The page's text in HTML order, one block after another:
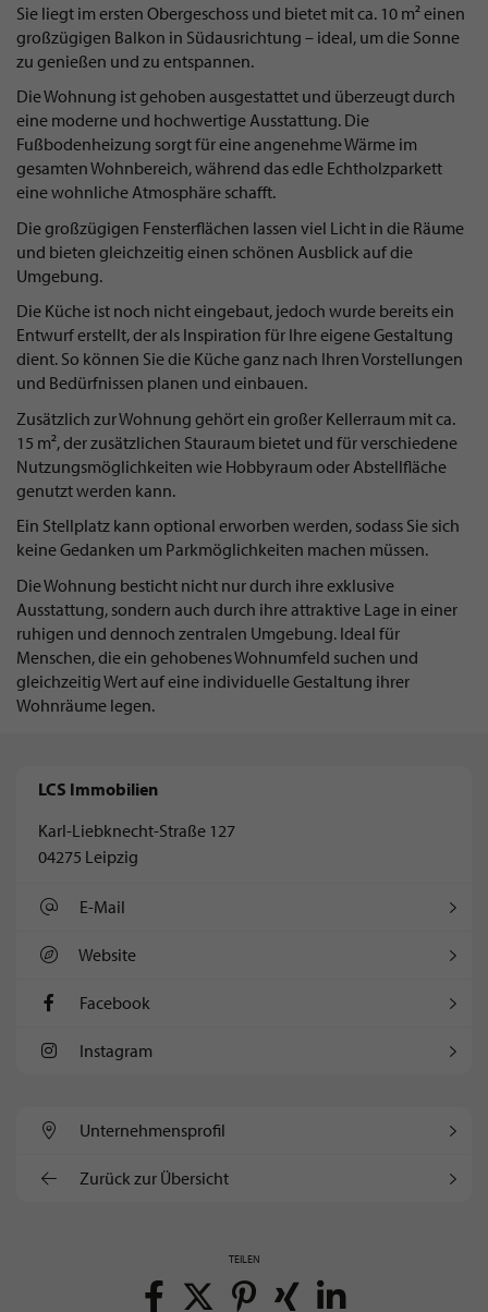
Sie liegt im ersten Obergeschoss und bietet mit ca. 10 m² einen
großzügigen Balkon in Südausrichtung – ideal, um die Sonne
zu genießen und zu entspannen.
Die Wohnung ist gehoben ausgestattet und überzeugt durch
eine moderne und hochwertige Ausstattung. Die
Fußbodenheizung sorgt für eine angenehme Wärme im
gesamten Wohnbereich, während das edle Echtholzparkett
eine wohnliche Atmosphäre schafft.
Die großzügigen Fensterflächen lassen viel Licht in die Räume
und bieten gleichzeitig einen schönen Ausblick auf die
Umgebung.
Die Küche ist noch nicht eingebaut, jedoch wurde bereits ein
Entwurf erstellt, der als Inspiration für Ihre eigene Gestaltung
dient. So können Sie die Küche ganz nach Ihren Vorstellungen
und Bedürfnissen planen und einbauen.
Zusätzlich zur Wohnung gehört ein großer Kellerraum mit ca.
15 m², der zusätzlichen Stauraum bietet und für verschiedene
Nutzungsmöglichkeiten wie Hobbyraum oder Abstellfläche
genutzt werden kann.
Ein Stellplatz kann optional erworben werden, sodass Sie sich
keine Gedanken um Parkmöglichkeiten machen müssen.
Die Wohnung besticht nicht nur durch ihre exklusive
Ausstattung, sondern auch durch ihre attraktive Lage in einer
ruhigen und dennoch zentralen Umgebung. Ideal für
Menschen, die ein gehobenes Wohnumfeld suchen und
gleichzeitig Wert auf eine individuelle Gestaltung ihrer
Wohnräume legen.
LCS Immobilien
Karl-Liebknecht-Straße 127
04275 Leipzig
E-Mail
Website
Facebook
Instagram
Unternehmens­profil
Zurück zur Übersicht
TEILEN